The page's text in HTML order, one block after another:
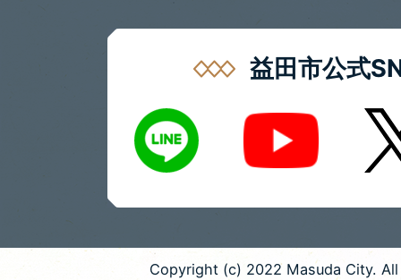
益田市公式
LINE
Youtube X
Copyright (c) 2022 Masuda City.